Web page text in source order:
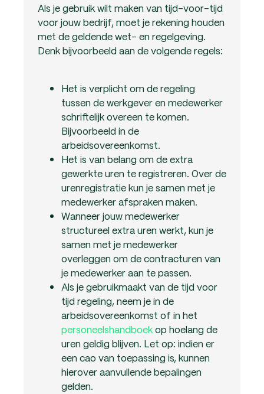
Als je gebruik wilt maken van tijd-voor-tijd
voor jouw bedrijf, moet je rekening houden
met de geldende wet- en regelgeving.
Denk bijvoorbeeld aan de volgende regels:
Het is verplicht om de regeling
tussen de werkgever en medewerker
schriftelijk overeen te komen.
Bijvoorbeeld in de
arbeidsovereenkomst.
Het is van belang om de extra
gewerkte uren te registreren. Over de
urenregistratie kun je samen met je
medewerker afspraken maken.
Wanneer jouw medewerker
structureel extra uren werkt, kun je
samen met je medewerker
overleggen om de contracturen van
je medewerker aan te passen.
Als je gebruikmaakt van de tijd voor
tijd regeling, neem je in de
arbeidsovereenkomst of in het
personeelshandboekop hoelang de
uren geldig blijven. Let op: indien er
een cao van toepassing is, kunnen
hierover aanvullende bepalingen
gelden.